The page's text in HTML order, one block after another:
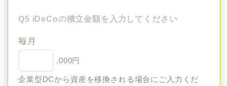
Q5 iDeCoの積立金額を入力してください
毎月
,000円
企業型DCから資産を移換される場合にご入力くだ